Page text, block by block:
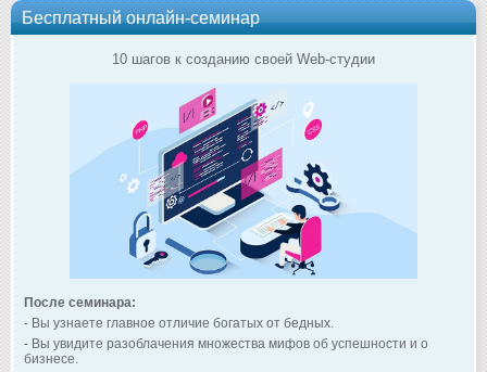
Бесплатный онлайн-семинар
10 шагов к созданию своей Web-студии
После семинара:
- Вы узнаете главное отличие богатых от бедных.
- Вы увидите разоблачения множества мифов об успешности и о
бизнесе.